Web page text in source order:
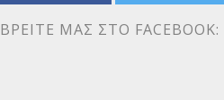
ΒΡΕΊΤΕ ΜΑΣ ΣΤΟ FACEBOOK: